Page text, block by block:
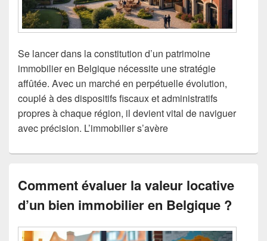
Se lancer dans la constitution d’un patrimoine
immobilier en Belgique nécessite une stratégie
affûtée. Avec un marché en perpétuelle évolution,
couplé à des dispositifs fiscaux et administratifs
propres à chaque région, il devient vital de naviguer
avec précision. L’immobilier s’avère
Comment évaluer la valeur locative
d’un bien immobilier en Belgique ?